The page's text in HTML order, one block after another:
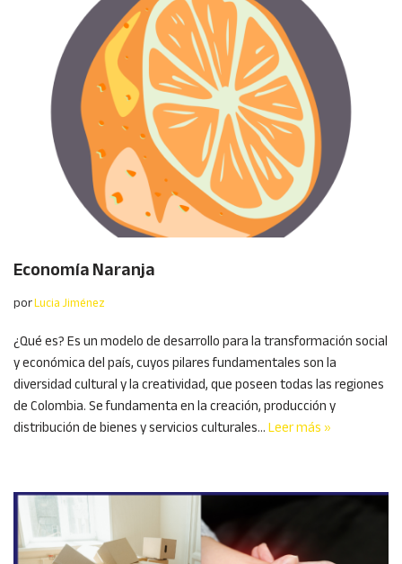
Economía Naranja
porLucia Jiménez
¿Qué es? Es un modelo de desarrollo para la transformación social
y económica del país, cuyos pilares fundamentales son la
diversidad cultural y la creatividad, que poseen todas las regiones
de Colombia. Se fundamenta en la creación, producción y
distribución de bienes y servicios culturales…Leer más »